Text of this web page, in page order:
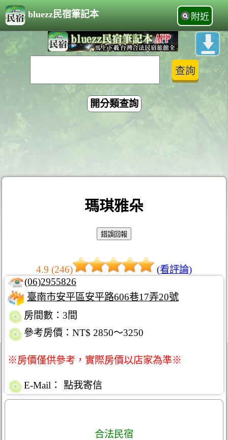
bluezz民宿筆記本 附近
開分類查詢
瑪琪雅朵
4.9 (246)
(看評論)
(06)2955826
臺南市安平區安平路606巷17弄20號
房間數：3間
參考房價：NT$ 2850～3250
※房價僅供參考，實際房價以店家為準※
E-Mail： 點我寄信
合法民宿